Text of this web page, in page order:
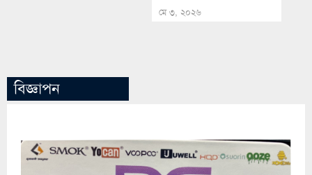
মে ৩, ২০২৬
বিজ্ঞাপন